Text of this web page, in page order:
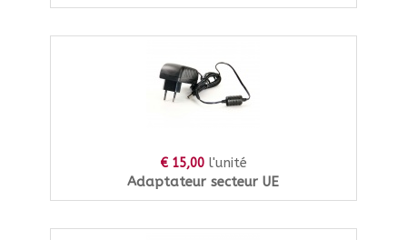
€ 15,00 l'unité
Adaptateur secteur UE